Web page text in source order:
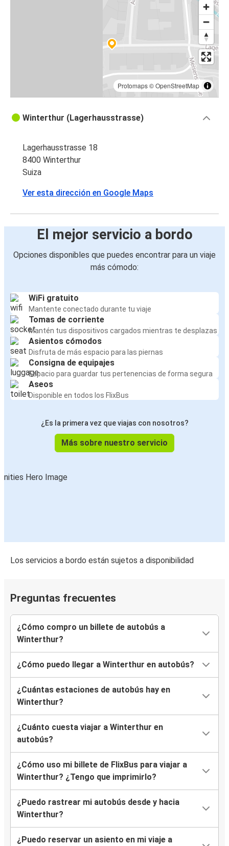
Protomaps©OpenStreetMap
Winterthur (Lagerhausstrasse)
Lagerhausstrasse 18
8400 Winterthur
Suiza
Ver esta dirección en Google Maps
El mejor servicio a bordo
Opciones disponibles que puedes encontrar para un viaje
más cómodo:
WiFi gratuito
Mantente conectado durante tu viaje
Tomas de corriente
Mantén tus dispositivos cargados mientras te desplazas
Asientos cómodos
Disfruta de más espacio para las piernas
Consigna de equipajes
Espacio para guardar tus pertenencias de forma segura
Aseos
Disponible en todos los FlixBus
¿Es la primera vez que viajas con nosotros?
Más sobre nuestro servicio
Los servicios a bordo están sujetos a disponibilidad
Preguntas frecuentes
¿Cómo compro un billete de autobús a
Winterthur?
¿Cómo puedo llegar a Winterthur en autobús?
¿Cuántas estaciones de autobús hay en
Winterthur?
¿Cuánto cuesta viajar a Winterthur en
autobús?
¿Cómo uso mi billete de FlixBus para viajar a
Winterthur? ¿Tengo que imprimirlo?
¿Puedo rastrear mi autobús desde y hacia
Winterthur?
¿Puedo reservar un asiento en mi viaje a